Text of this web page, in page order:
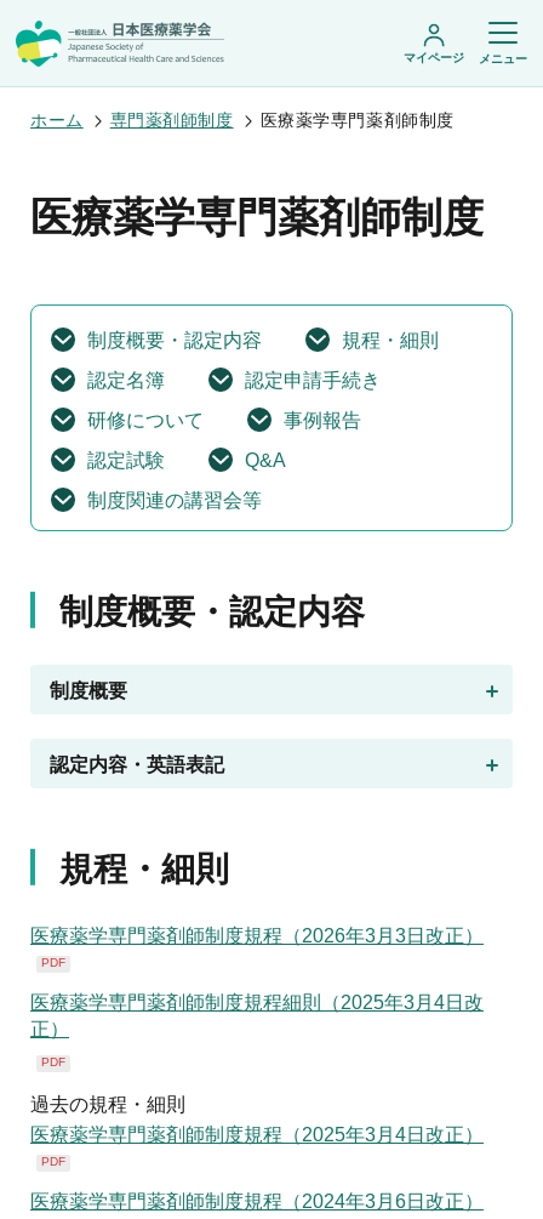
日本医療薬学会について
日本医療薬学会についてトップ
組織・名簿
委員会
規程・細則
情報公開
学会概要
薬剤師業務に関する情報提供
開催予定のイベント一覧
年会
フレッシャーズ・カンファランス
臨床研究セミナー
薬物療法集中講義
がん専門薬剤師集中教育講座
がん専門薬剤師全体会議
がん専門薬剤師アドバンスト研修会
共催・後援イベント
学術誌・書籍
医療薬学
JPHCS（英文誌）
出版書籍
専門薬剤師制度トップ
医療薬学専門薬剤師制度
がん専門薬剤師制度
薬物療法専門薬剤師制度
調査研究・学会賞・海外研修
調査研究
イベントの共催・後援
会員専用ページ
マイページ
入会・各種手続き
マイページ メニュー
ホーム 専門薬剤師制度 医療薬学専門薬剤師制度
医療薬学専門薬剤師制度
制度概要・認定内容
規程・細則
認定名簿
認定申請手続き
研修について
事例報告
認定試験
Q&A
制度関連の講習会等
制度概要・認定内容
制度概要
認定内容・英語表記
規程・細則
医療薬学専門薬剤師制度規程（2026年3月3日改正）
PDF
医療薬学専門薬剤師制度規程細則（2025年3月4日改
正）
PDF
過去の規程・細則
医療薬学専門薬剤師制度規程（2025年3月4日改正）
PDF
医療薬学専門薬剤師制度規程（2024年3月6日改正）